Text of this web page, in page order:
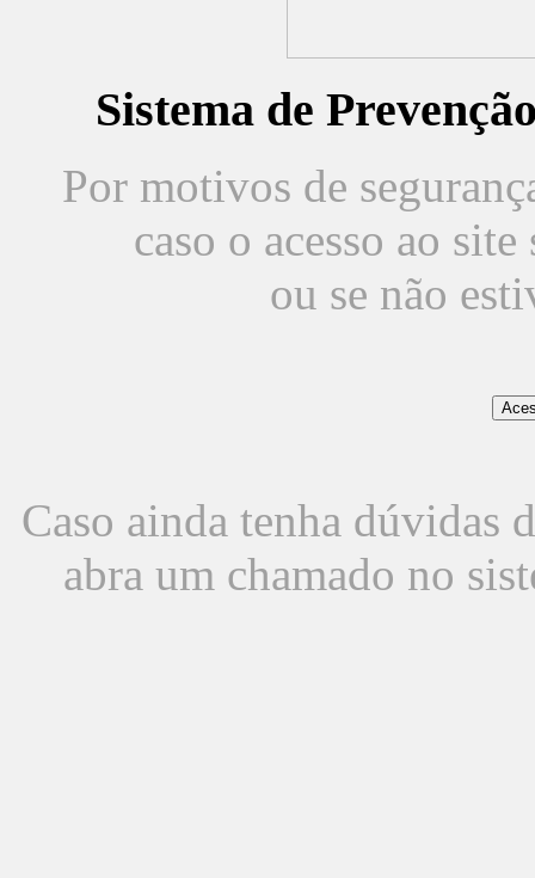
Sistema de
Por motivos de
caso o acesso ao
ou se não
Caso ainda tenha dúvidas
abra um chamado no